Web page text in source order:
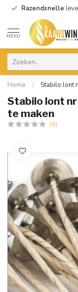
Razendsnelle
MENU
Home / Stabilo lont
Stabilo lont
te maken
(0)